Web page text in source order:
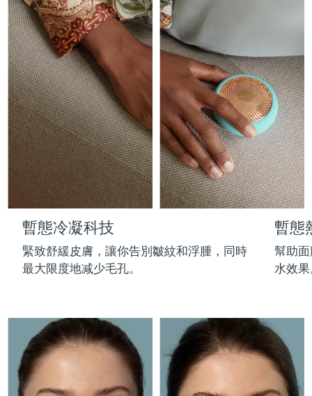
暫態冷凝科技
緊致舒緩皮膚，讓你告別皺紋和浮腫，同時
最大限度地减少毛孔。
暫態
幫助
水效
FAQ™護膚品
All FAQ™ skincare
FAQ™產品
All anti-aging treatments
FAQ™護膚品
All FAQ™ skincare
FAQ™產品
All LED treatments
FAQ™產品
All hair treatments
FAQ™ skincare
All FAQ™ skincare
FAQ™ products
All toning treatments
脫毛
PEACH™ 2 Pro Max
Professional IPL hair removal device
PEACH™ 2
IPL hair removal
PEACH™ 2 go
Travel-friendly IPL hair removal
PEACH™ Cooling Prep Gel
Cooling IPL hair removal gel
身體護理
BEAR™ 2 body
Microcurrent body toning
LUNA™ 4 body
Massaging body brush
SUPERCHARGED™ serum
Firming body serum
痘肌護理
ESPADA™ 2 plus
Recurring acne LED therapy
ESPADA™ 2
Acne treatment device
ESPADA™ Blemish Solution
ESPADA™ 設備
All acne treatment devices
眼部護理
BEAR™ 2 eyes & lips
Microcurrent line smoothing device
IRIS™ 2
Rejuvenating eye massager
眼部護膚
眼部護理設備
All revitalizing eye massagers
毛孔護理
KIWI™ derma
Diamond microdermabrasion .
KIWI™
KIWI™ 皮肤护理
Advanced pore care essentials
護發
LUNA™ 4 hair
2-in-1 LED scalp massager
FLIP™ play advanced
LUNA™ Dual-Peptide Scalp
Serum
For healthy hair
牙齒美白
issa™ Teeth Whitening Gel
護膚品 男士
法國 預計送達日期
法屬玻里尼西亞
德國 預計送達日期8/10/26
直布羅陀 預計送達日期8/14/26
希臘 預計送達日期8/10/26
中國香港特別行政區 預計送達日期8/11/26
預計送達日期8/10/26
冰島 8/11/26
印尼 8/8/26
曼島 預計送達日期 8/12/26
以色列 預計送達日期 8/14/26